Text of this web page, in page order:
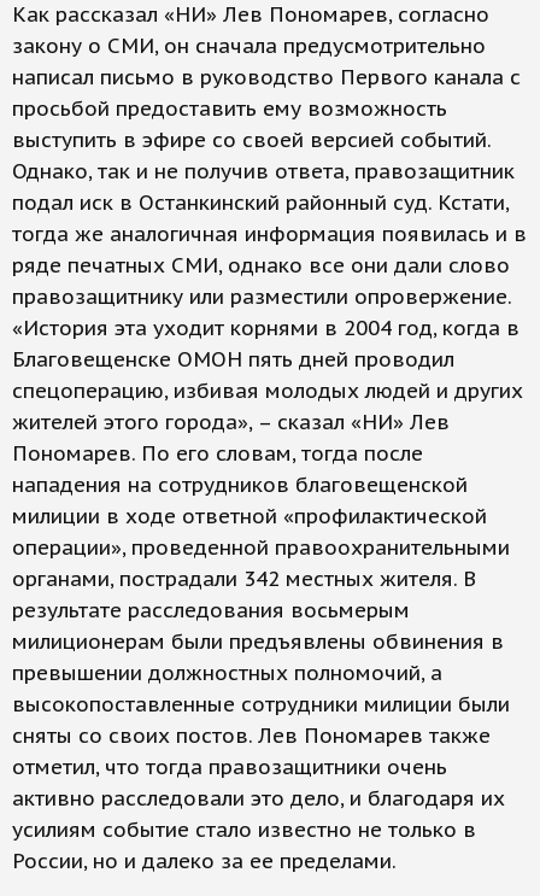
Как рассказал «НИ» Лев Пономарев, согласно
закону о СМИ, он сначала предусмотрительно
написал письмо в руководство Первого канала с
просьбой предоставить ему возможность
выступить в эфире со своей версией событий.
Однако, так и не получив ответа, правозащитник
подал иск в Останкинский районный суд. Кстати,
тогда же аналогичная информация появилась и в
ряде печатных СМИ, однако все они дали слово
правозащитнику или разместили опровержение.
«История эта уходит корнями в 2004 год, когда в
Благовещенске ОМОН пять дней проводил
спецоперацию, избивая молодых людей и других
жителей этого города», – сказал «НИ» Лев
Пономарев. По его словам, тогда после
нападения на сотрудников благовещенской
милиции в ходе ответной «профилактической
операции», проведенной правоохранительными
органами, пострадали 342 местных жителя. В
результате расследования восьмерым
милиционерам были предъявлены обвинения в
превышении должностных полномочий, а
высокопоставленные сотрудники милиции были
сняты со своих постов. Лев Пономарев также
отметил, что тогда правозащитники очень
активно расследовали это дело, и благодаря их
усилиям событие стало известно не только в
России, но и далеко за ее пределами.